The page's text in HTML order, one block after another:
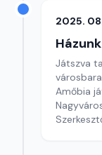
2025.
Játszva
Amőbia